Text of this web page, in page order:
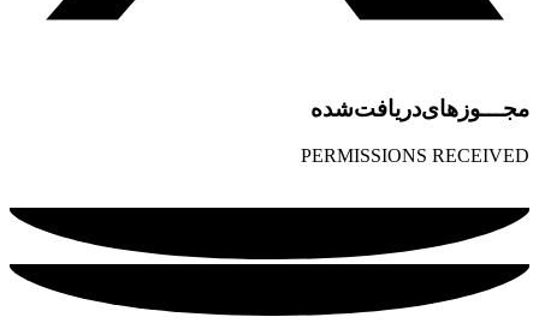
مجـــوز‌های‌دریافت‌شده
PERMISSIONS RECEIVED